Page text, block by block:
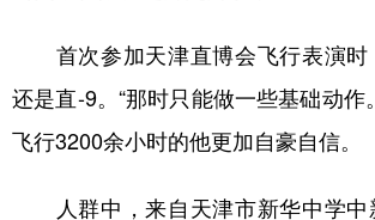
首次参加天津直博会飞行表演时
还是直-9。“那时只能做一些基础动作
飞行3200余小时的他更加自豪自信。
人群中，来自天津市新华中学中